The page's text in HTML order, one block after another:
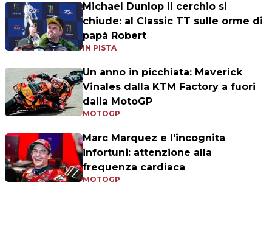
Michael Dunlop il cerchio si
chiude: al Classic TT sulle orme di
papà Robert
IN PISTA
Un anno in picchiata: Maverick
Vinales dalla KTM Factory a fuori
dalla MotoGP
MOTOGP
Marc Marquez e l'incognita
infortuni: attenzione alla
frequenza cardiaca
MOTOGP